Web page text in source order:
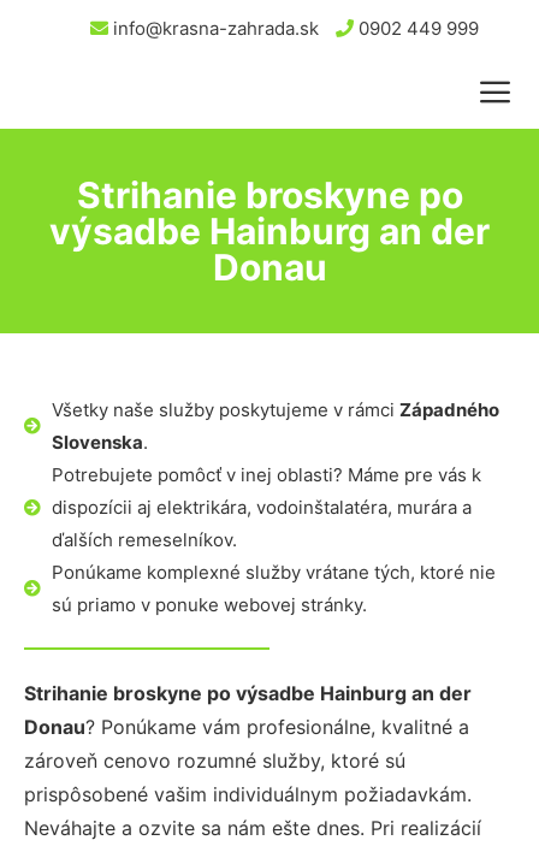
info@krasna-zahrada.sk 0902 449 999
Strihanie broskyne po
výsadbe Hainburg an der
Donau
Všetky naše služby poskytujeme v rámci Západného
Slovenska.
Potrebujete pomôcť v inej oblasti? Máme pre vás k
dispozícii aj elektrikára, vodoinštalatéra, murára a
ďalších remeselníkov.
Ponúkame komplexné služby vrátane tých, ktoré nie
sú priamo v ponuke webovej stránky.
Strihanie broskyne po výsadbe Hainburg an der
Donau? Ponúkame vám profesionálne, kvalitné a
zároveň cenovo rozumné služby, ktoré sú
prispôsobené vašim individuálnym požiadavkám.
Neváhajte a ozvite sa nám ešte dnes. Pri realizácií